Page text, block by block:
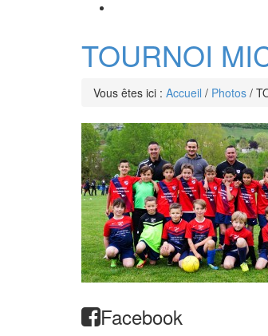
TOURNOI
Vous êtes ici : Accueil / Photos /
Facebook